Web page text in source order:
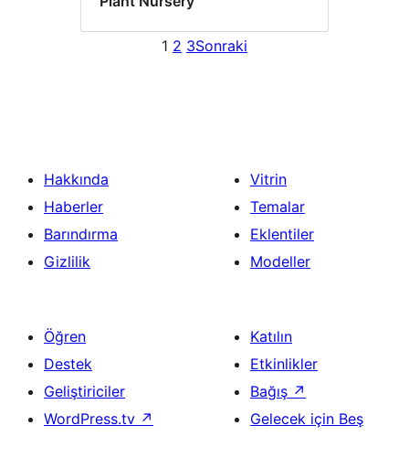
1 2 3Sonraki
Hakkında
Haberler
Barındırma
Gizlilik
Vitrin
Temalar
Eklentiler
Modeller
Öğren
Destek
Geliştiriciler
WordPress.tv ↗
Katılın
Etkinlikler
Bağış ↗
Gelecek için Beş